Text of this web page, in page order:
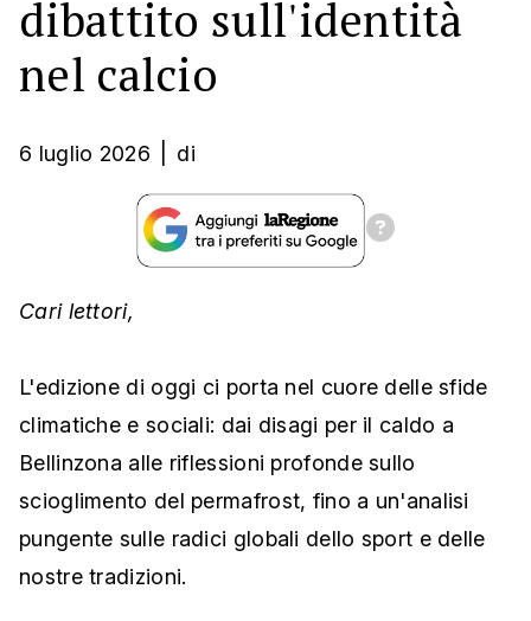
dibattito sull'identità
nel calcio
6 luglio 2026 di
Cari lettori,
L'edizione di oggi ci porta nel cuore delle sfide
climatiche e sociali: dai disagi per il caldo a
Bellinzona alle riflessioni profonde sullo
scioglimento del permafrost, fino a un'analisi
pungente sulle radici globali dello sport e delle
nostre tradizioni.